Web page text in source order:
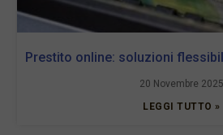
Prestito online: soluzioni
20 Novembre 2025
LEGGI TUTTO »